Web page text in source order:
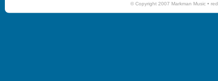
© Copyright 2007 Markman Music •